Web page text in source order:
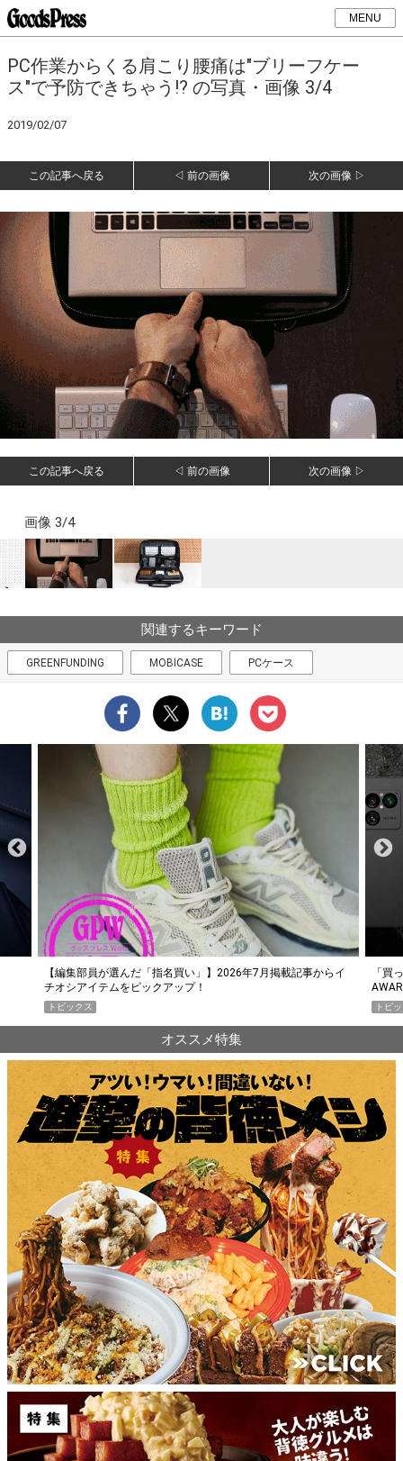
MENU
PC作業からくる肩こり腰痛は"ブリーフケー
ス"で予防できちゃう!? の写真・画像 3/4
2019/02/07
この記事へ戻る ◁ 前の画像 次の画像 ▷
この記事へ戻る ◁ 前の画像 次の画像 ▷
画像 3/4
関連するキーワード
GREENFUNDING MOBICASE PCケース
「買って損なし」の極上スマホ5選【GoodsPress 2026上半期
AWARD】
トピックス
薄着
PR
オススメ特集